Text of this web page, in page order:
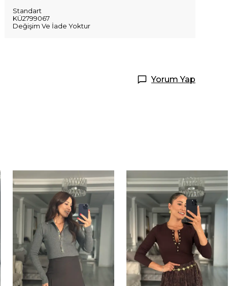
Standart
KÜ2799067
Değişim Ve İade Yoktur
Yorum Yap